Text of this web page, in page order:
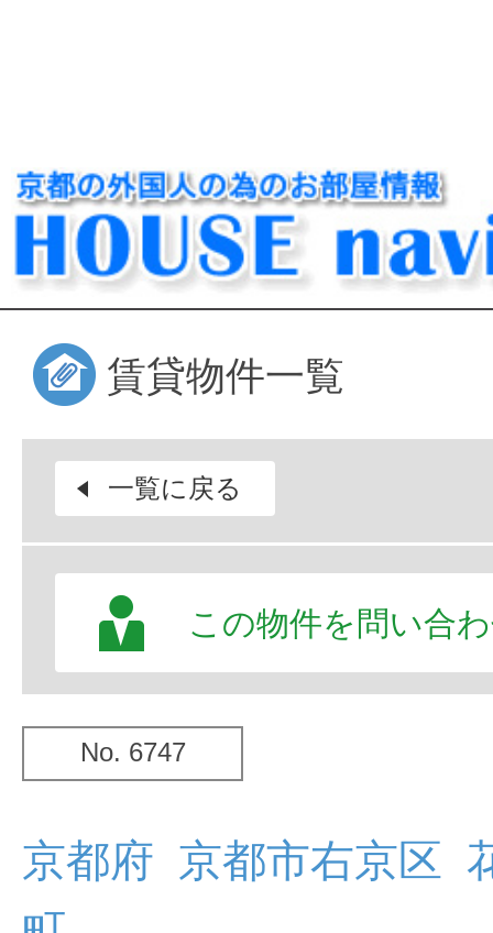
賃貸物件一覧
一覧に戻る
この物件を問い合
No. 6747
京都府 京都市右京区